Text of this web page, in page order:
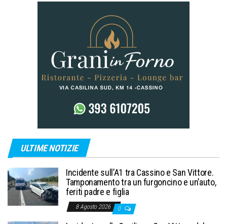
ULTIME NOTIZIE
Incidente sull’A1 tra Cassino e San Vittore.
Tamponamento tra un furgoncino e un’auto,
feriti padre e figlia
8 Agosto 2026 0